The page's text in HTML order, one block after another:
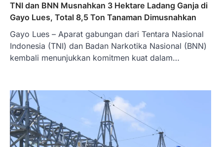
TNI dan BNN Musnahkan 3 Hektare Ladang Ganja di
Gayo Lues, Total 8,5 Ton Tanaman Dimusnahkan
Gayo Lues – Aparat gabungan dari Tentara Nasional
Indonesia (TNI) dan Badan Narkotika Nasional (BNN)
kembali menunjukkan komitmen kuat dalam…